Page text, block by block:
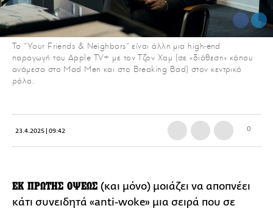
To “Your Friends & Neighbors” είναι άλλη μια high-end
παραγωγή του Apple TV+ με τον Τζον Χαμ (σε «διάθεση» κάπου
ανάμεσα στο Mad Men και στο Breaking Bad) στον κεντρικό
ρόλο.
23.4.2025 | 09:42 0
ΕΚ ΠΡΩΤΗΣ ΟΨΕΩΣ (και μόνο) μοιάζει να αποπνέει
κάτι συνειδητά «anti-woke» μια σειρά που σε